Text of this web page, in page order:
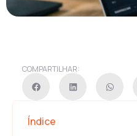
COMPARTILHAR:
Índice